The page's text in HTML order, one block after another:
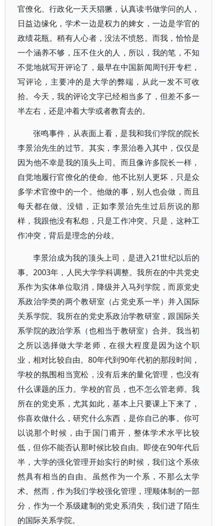
官僚化、行政化一天天猖獗，认真读书做学问的人，
日益边缘化，学术一边是权力的婢女，一边是学官的
政绩花瓶。稍有人心者，没法不愤怒。而我，恰恰是
一个涵养不够，压不住火的人，所以，我的笔，不知
不觉地就写开评论了，最早在中国新闻周刊开专栏，
写评论，主要冲的是大学的弊端，从此一发不可收
拾。今天，我的评论文字已经相当多了，但差不多一
半左右，还是冲着大学或者教育去的。
张鸣事件，从表面上看，是我和我们学院的院长
李景治先生的过节。其实，李景治卷入其中，仅仅是
因为他不幸是我的顶头上司。而且像许多院长一样，
自觉地履行官僚化的使命。他不比别人更坏，只是众
多学术官僚中的一个。他做的事，别人也会做，而且
每天都在做。没错，正如李景治先生过后所说的那
样，我跟他没有私怨，只是工作冲突。只是，这种工
作冲突，背后是理念的分歧。
李景治成为我的顶头上司，是进入21世纪以后的
事。2003年，人民大学学科调整。我所在的中共党史
系作为实体单位取消，降级并入马列学院，而原党史
系政治学类的两个教研室（占党史系一半）并入国际
关系学院。我所在的党史系政治学教研室，跟国际关
系学院的政治学系（也相当于教研室）合并。我当初
之所以选择做大学老师，在很大程度是因为这个职
业，相对比较自由。80年代到90年代初的那段时间，
学校的氛围相当宽松，没有后来的量化管理，也没有
什么课题的压力。学校的官员，也不怎么管老师。我
所在的党史系，尤其如此，基本上只要课上下来了，
你喜欢做什么，研究什么东西，是你自己的事。你可
以说那个时候，由于国门甫开，整体学术水平比较
低，但你不能否认那时候比较自由。即使在90年代后
半，大学的强化管理开始实行的时候，我们这个系依
然具有相当的自由。虽然作为一个系，不那么太学
术。然而，作为我们学校强化管理，理顺体制的一部
分，作为一个系级建制的党史系消失，我们进了陌生
的国际关系学院。